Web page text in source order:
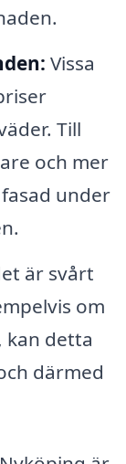
Vissa
Till
och mer
under
är svårt
om
kan detta
därmed